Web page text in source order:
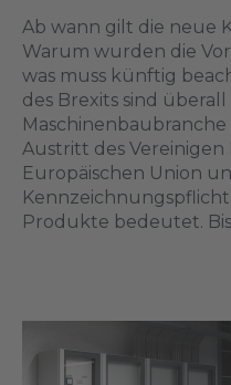
Ab wann gilt die neue
Warum wurden die
was muss künftig
des Brexits sind
Austritt des Vereinigen
Europäischen Union
Produkte bedeutet.